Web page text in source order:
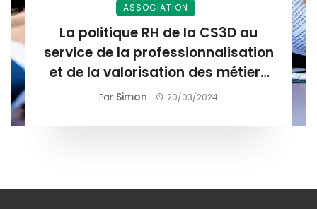
ASSOCIATION
La politique RH de la CS3D au
service de la professionnalisation
et de la valorisation des métiers
de la gestion du risque nuisible
Par Simon 20/03/2024